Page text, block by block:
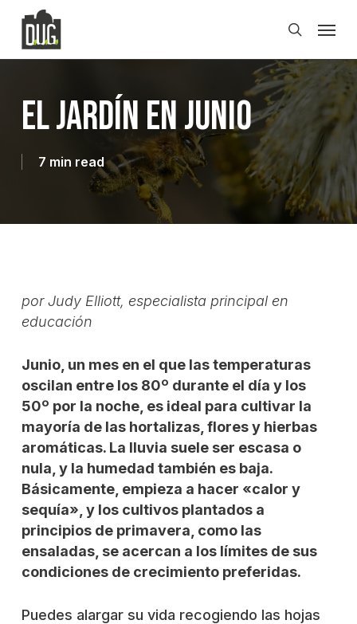
main
search
El jardín en junio
7 min read
por Judy Elliott, especialista principal en
educación
Junio, un mes en el que las temperaturas
oscilan entre los 80º durante el día y los
50º por la noche, es ideal para cultivar la
mayoría de las hortalizas, flores y hierbas
aromáticas. La lluvia suele ser escasa o
nula, y la humedad también es baja.
Básicamente, empieza a hacer «calor y
sequía», y los cultivos plantados a
principios de primavera, como las
ensaladas, se acercan a los límites de sus
condiciones de crecimiento preferidas.
Puedes alargar su vida recogiendo las hojas